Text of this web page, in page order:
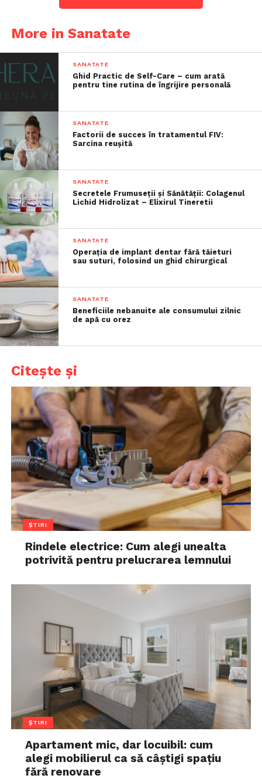
More in Sanatate
SANATATE
Ghid Practic de Self-Care – cum arată
pentru tine rutina de îngrijire personală
SANATATE
Factorii de succes în tratamentul FIV:
Sarcina reușită
SANATATE
Secretele Frumuseții și Sănătății: Colagenul
Lichid Hidrolizat – Elixirul Tineretii
SANATATE
Operația de implant dentar fără tăieturi
sau suturi, folosind un ghid chirurgical
SANATATE
Beneficiile nebanuite ale consumului zilnic
de apă cu orez
Citește și
ȘTIRI
Rindele electrice: Cum alegi unealta
potrivită pentru prelucrarea lemnului
ȘTIRI
Apartament mic, dar locuibil: cum
alegi mobilierul ca să câștigi spațiu
fără renovare